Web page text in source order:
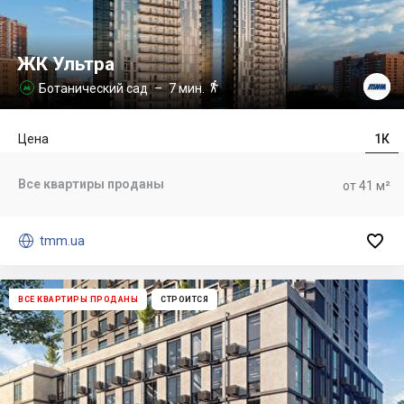
ЖК Ультра
 Ботанический сад– 7 мин.
1К
Цена
от 41 м²
Все квартиры проданы
 tmm.ua 
ВСЕ КВАРТИРЫ ПРОДАНЫ СТРОИТСЯ